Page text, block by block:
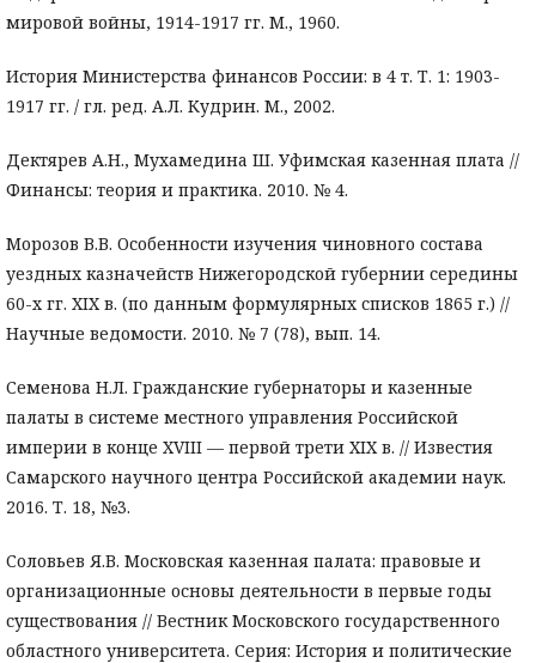
мировой войны, 1914-1917 гг. М., 1960.
История Министерства финансов России: в 4 т. Т. 1: 1903-
1917 гг. / гл. ред. А.Л. Кудрин. М., 2002.
Дектярев А.Н., Мухамедина Ш. Уфимская казенная плата //
Финансы: теория и практика. 2010. № 4.
Морозов В.В. Особенности изучения чиновного состава
уездных казначейств Нижегородской губернии середины
60-х гг. XIX в. (по данным формулярных списков 1865 г.) //
Научные ведомости. 2010. № 7 (78), вып. 14.
Семенова Н.Л. Гражданские губернаторы и казенные
палаты в системе местного управления Российской
империи в конце XVIII — первой трети XIX в. // Известия
Самарского научного центра Российской академии наук.
2016. Т. 18, №3.
Соловьев Я.В. Московская казенная палата: правовые и
организационные основы деятельности в первые годы
существования // Вестник Московского государственного
областного университета. Серия: История и политические